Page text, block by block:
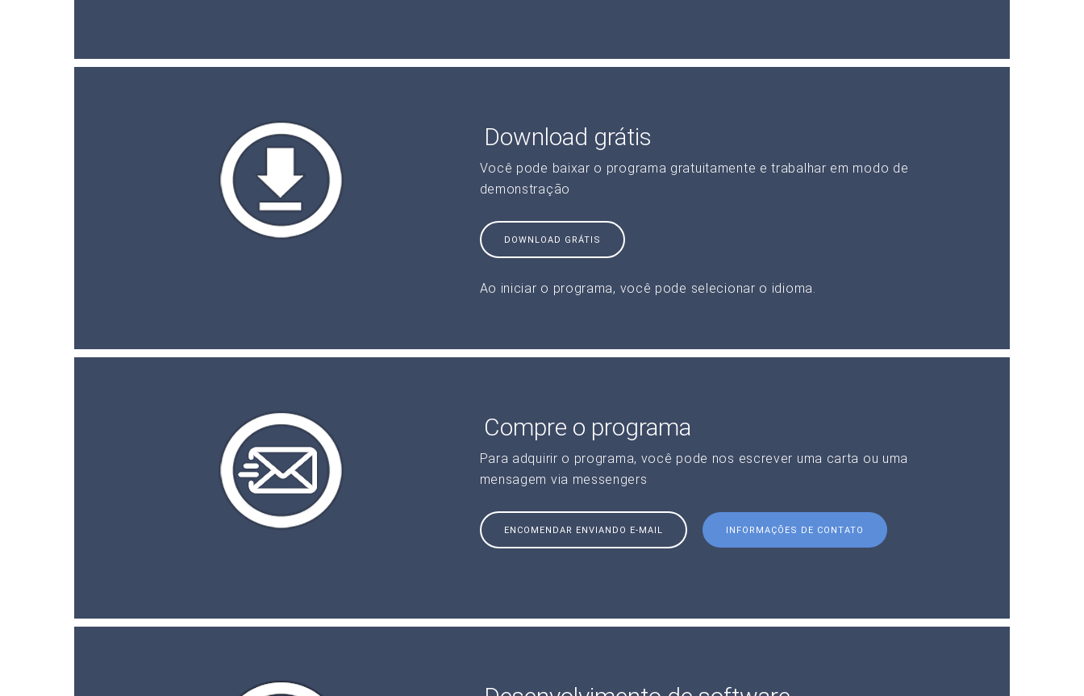
Download grátis
Você pode baixar o programa gratuitamente e trabalhar em modo de
demonstração
DOWNLOAD GRÁTIS
Ao iniciar o programa, você pode selecionar o idioma.
Compre o programa
Para adquirir o programa, você pode nos escrever uma carta ou uma
mensagem via messengers
ENCOMENDAR ENVIANDO E-MAIL INFORMAÇÕES DE CONTATO